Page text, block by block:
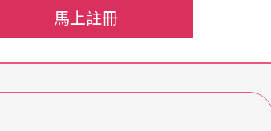
間上頻繁流浪遷徙，經歷差異的生活和文
件單純而複雜的問題？張逸軍如是表
的生命的延續，更傳統的說法，血脈的延
馬上註冊